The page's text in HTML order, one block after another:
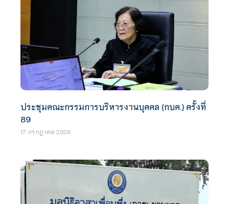
ประชุมคณะกรรมการบริหารงานบุคคล (กบค.) ครั้งที่
89
17 กรกฎาคม 2026